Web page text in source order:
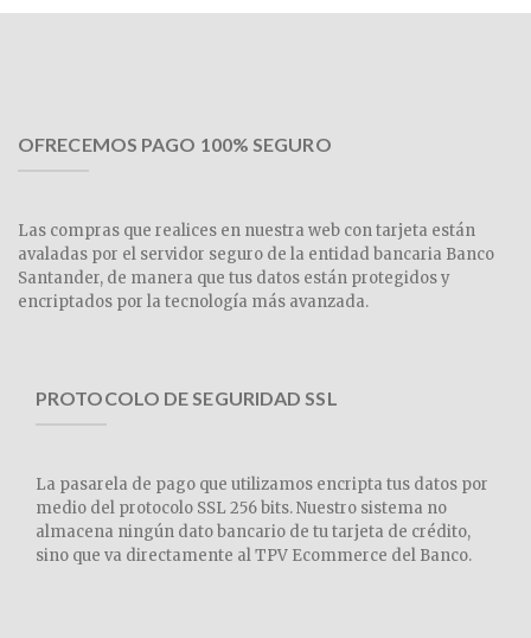
OFRECEMOS PAGO 100% SEGURO
Las compras que realices en nuestra web con tarjeta están
avaladas por el servidor seguro de la entidad bancaria Banco
Santander, de manera que tus datos están protegidos y
encriptados por la tecnología más avanzada.
PROTOCOLO DE SEGURIDAD SSL
La pasarela de pago que utilizamos encripta tus datos por
medio del protocolo SSL 256 bits. Nuestro sistema no
almacena ningún dato bancario de tu tarjeta de crédito,
sino que va directamente al TPV Ecommerce del Banco.